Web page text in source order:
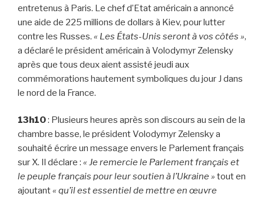
entretenus à Paris. Le chef d’Etat américain a annoncé
une aide de 225 millions de dollars à Kiev, pour lutter
contre les Russes. « Les États-Unis seront à vos côtés »,
a déclaré le président américain à Volodymyr Zelensky
après que tous deux aient assisté jeudi aux
commémorations hautement symboliques du jour J dans
le nord de la France.
13h10: Plusieurs heures après son discours au sein de la
chambre basse, le président Volodymyr Zelensky a
souhaité écrire un message envers le Parlement français
sur X. Il déclare : « Je remercie le Parlement français et
le peuple français pour leur soutien à l’Ukraine » tout en
ajoutant« qu’il est essentiel de mettre en œuvre